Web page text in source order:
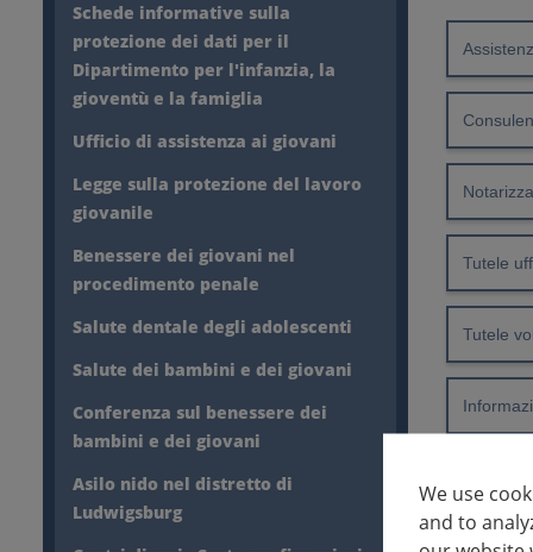
Schede informative sulla
protezione dei dati per il
Dipartimento per l'infanzia, la
gioventù e la famiglia
Ufficio di assistenza ai giovani
Legge sulla protezione del lavoro
giovanile
Benessere dei giovani nel
procedimento penale
Salute dentale degli adolescenti
Salute dei bambini e dei giovani
Conferenza sul benessere dei
bambini e dei giovani
Asilo nido nel distretto di
Ludwigsburg
Tutele
Tutele
We use
and to